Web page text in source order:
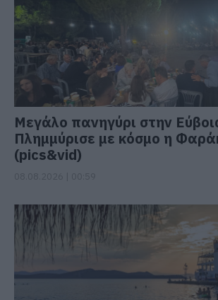
Μεγάλο πανηγύρι στην
Πλημμύρισε με κόσμο η
(pics&vid)